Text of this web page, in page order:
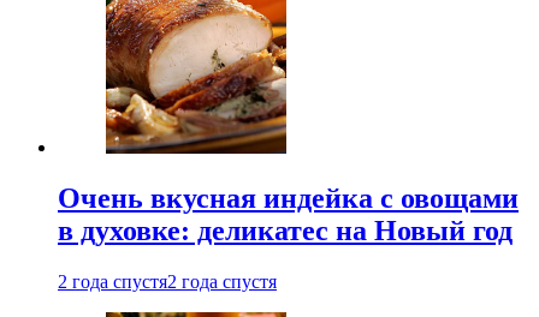
Очень вкусная индейка с овощами
в духовке: деликатес на Новый год
2 года спустя2 года спустя